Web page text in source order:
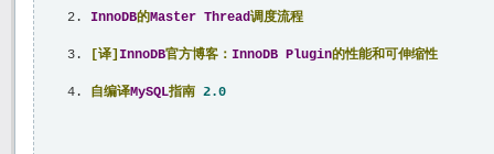
InnoDB的Master Thread调度流程
[译] InnoDB官方博客： InnoDB Plugin的性能和可伸缩性
自编译MySQL指南 2.0